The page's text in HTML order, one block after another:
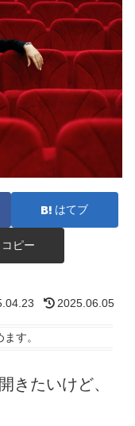
はてブ
コピー
2025.06.05
す。
きたいけど、